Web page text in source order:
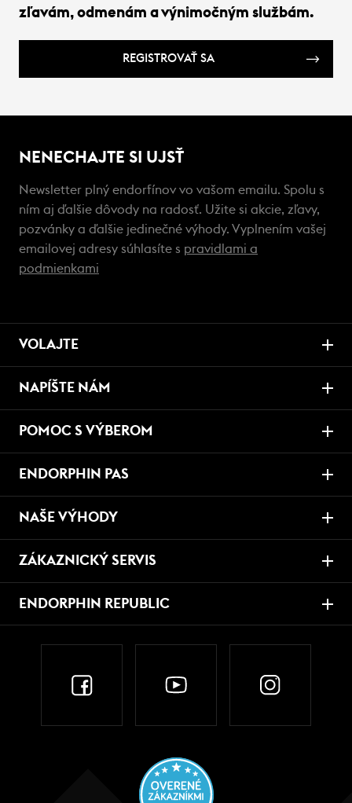
zľavám, odmenám a výnimočným službám.
REGISTROVAŤ SA
NENECHAJTE SI UJSŤ
Newsletter plný endorfínov vo vašom emailu. Spolu s
ním aj ďalšie dôvody na radosť. Užite si akcie, zľavy,
pozvánky a ďalšie jedinečné výhody. Vyplnením vašej
emailovej adresy súhlasíte s pravidlami a
podmienkami
VOLAJTE
NAPÍŠTE NÁM
POMOC S VÝBEROM
ENDORPHIN PAS
NAŠE VÝHODY
ZÁKAZNICKÝ SERVIS
ENDORPHIN REPUBLIC